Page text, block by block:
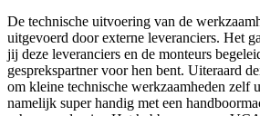
De technische uitvoering van de
uitgevoerd door externe leveranciers. Het
jij deze leveranciers en de monteurs
gesprekspartner voor hen bent. Uiteraard
om kleine technische werkzaamheden zelf
namelijk super handig met een